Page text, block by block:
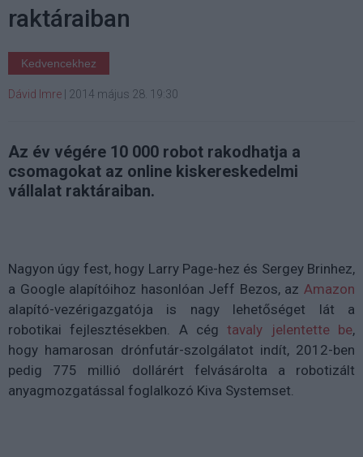
raktáraiban
Kedvencekhez
Dávid Imre 2014 május 28. 19:30
Az év végére 10 000 robot rakodhatja a
csomagokat az online kiskereskedelmi
vállalat raktáraiban.
Nagyon úgy fest, hogy Larry Page-hez és Sergey Brinhez,
a Google alapítóihoz hasonlóan Jeff Bezos, az Amazon
alapító-vezérigazgatója is nagy lehetőséget lát a
robotikai fejlesztésekben. A cégtavaly jelentette be,
hogy hamarosan drónfutár-szolgálatot indít, 2012-ben
pedig 775 millió dollárért felvásárolta a robotizált
anyagmozgatással foglalkozó Kiva Systemset.